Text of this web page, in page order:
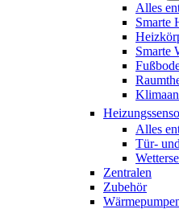
Alles
Smarte
Smarte
Alles
Tür-
Zentralen
Zubehör